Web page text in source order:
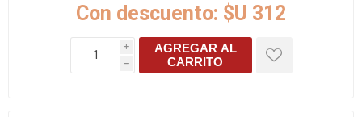
Con descuento: $U 312
i
h
AGREGAR AL
CARRITO